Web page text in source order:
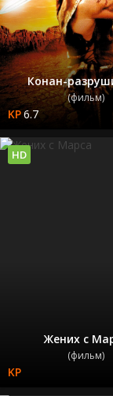
Конан-
(фильм)
6.7
Жених с
(фильм)
HD